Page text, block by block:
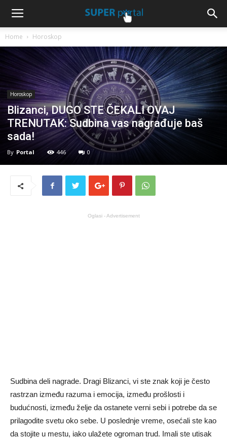
Home Horoskop
Horoskop
Blizanci, DUGO STE ČEKALI OVAJ
TRENUTAK: Sudbina vas nagrađuje baš
sada!
By Portal 446 0
Oglasi - Advertisement
Sudbina deli nagrade. Dragi Blizanci, vi ste znak koji je često
rastrzan između razuma i emocija, između prošlosti i
budućnosti, između želje da ostanete verni sebi i potrebe da se
prilagodite svetu oko sebe. U poslednje vreme, osećali ste kao
da stojite u mestu, iako ulažete ogroman trud. Imali ste utisak